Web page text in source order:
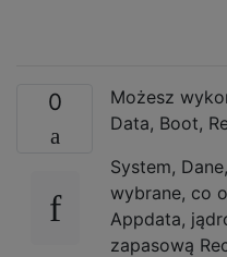
0
Możesz
Data, Boot,
System,
wybrane, co
Appdata,
zapasową